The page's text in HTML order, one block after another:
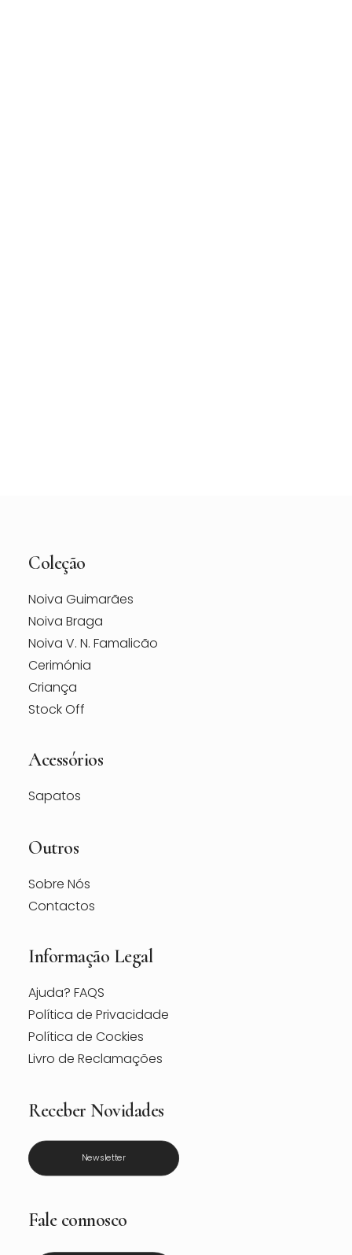
Coleção
Noiva Guimarães
Noiva Braga
Noiva V. N. Famalicão
Cerimónia
Criança
Stock Off
Acessórios
Sapatos
Outros
Sobre Nós
Contactos
Informação Legal
Ajuda? FAQS
Política de Privacidade
Política de Cockies
Livro de Reclamações
Receber Novidades
Newsletter
Fale connosco